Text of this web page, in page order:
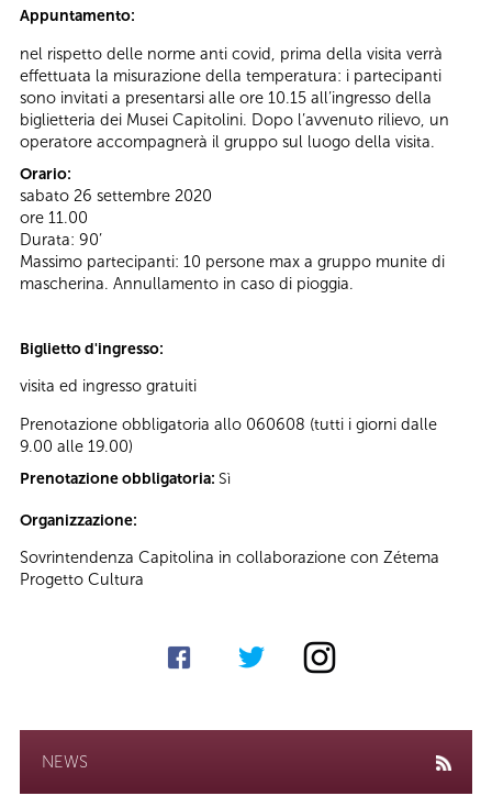
Appuntamento:
nel rispetto delle norme anti covid, prima della visita verrà
effettuata la misurazione della temperatura: i partecipanti
sono invitati a presentarsi alle ore 10.15 all’ingresso della
biglietteria dei Musei Capitolini. Dopo l’avvenuto rilievo, un
operatore accompagnerà il gruppo sul luogo della visita.
Orario:
sabato 26 settembre 2020
ore 11.00
Durata: 90’
Massimo partecipanti: 10 persone max a gruppo munite di
mascherina. Annullamento in caso di pioggia.
Biglietto d'ingresso:
visita ed ingresso gratuiti
Prenotazione obbligatoria allo 060608 (tutti i giorni dalle
9.00 alle 19.00)
Prenotazione obbligatoria: Sì
Organizzazione:
Sovrintendenza Capitolina in collaborazione con Zétema
Progetto Cultura
NEWS